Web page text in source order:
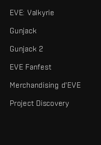
EVE: Valkyrie
Gunjack
Gunjack 2
EVE Fanfest
Merchandising d'EVE
Project Discovery